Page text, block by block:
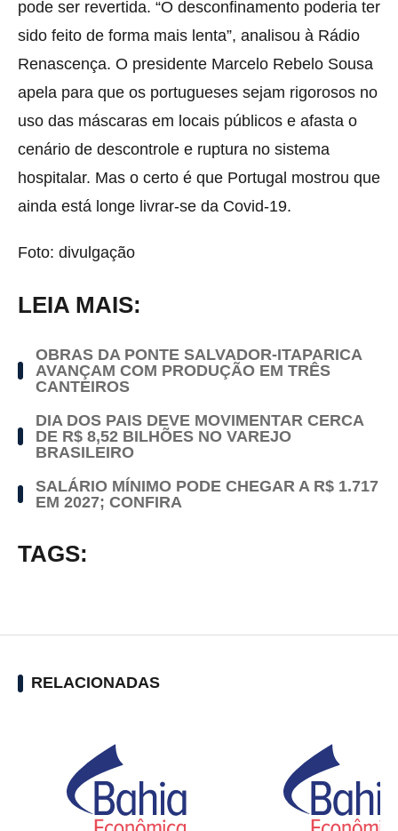
pode ser revertida. “O desconfinamento poderia ter
sido feito de forma mais lenta”, analisou à Rádio
Renascença. O presidente Marcelo Rebelo Sousa
apela para que os portugueses sejam rigorosos no
uso das máscaras em locais públicos e afasta o
cenário de descontrole e ruptura no sistema
hospitalar. Mas o certo é que Portugal mostrou que
ainda está longe livrar-se da Covid-19.
Foto: divulgação
LEIA MAIS:
OBRAS DA PONTE SALVADOR-ITAPARICA
AVANÇAM COM PRODUÇÃO EM TRÊS
CANTEIROS
DIA DOS PAIS DEVE MOVIMENTAR CERCA
DE R$ 8,52 BILHÕES NO VAREJO
BRASILEIRO
SALÁRIO MÍNIMO PODE CHEGAR A R$ 1.717
EM 2027; CONFIRA
TAGS:
RELACIONADAS